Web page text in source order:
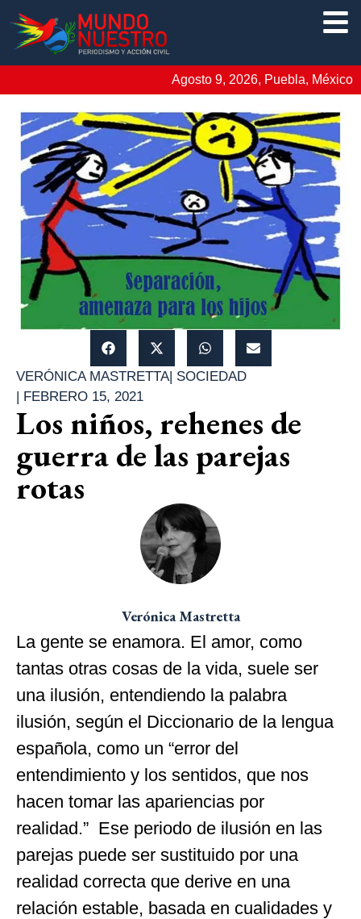
Agosto 9, 2026, Puebla, México
VERÓNICA MASTRETTA| SOCIEDAD
| FEBRERO 15, 2021
Los niños, rehenes de
guerra de las parejas
rotas
Verónica Mastretta
La gente se enamora. El amor, como
tantas otras cosas de la vida, suele ser
una ilusión, entendiendo la palabra
ilusión, según el Diccionario de la lengua
española, como un “error del
entendimiento y los sentidos, que nos
hacen tomar las apariencias por
realidad.” Ese periodo de ilusión en las
parejas puede ser sustituido por una
realidad correcta que derive en una
relación estable, basada en cualidades y